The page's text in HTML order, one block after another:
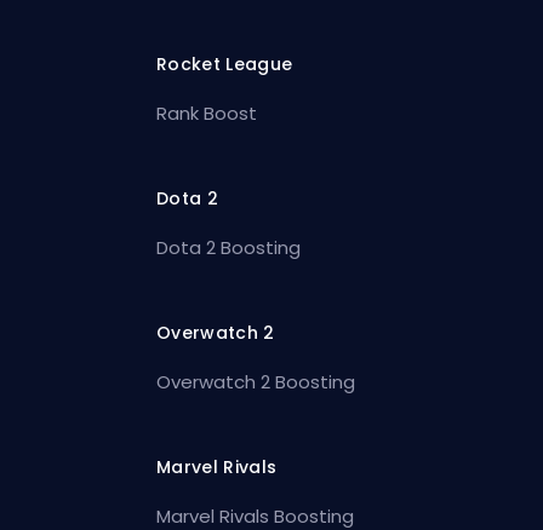
Rocket League
Rank Boost
Dota 2
Dota 2 Boosting
Overwatch 2
Overwatch 2 Boosting
Marvel Rivals
Marvel Rivals Boosting